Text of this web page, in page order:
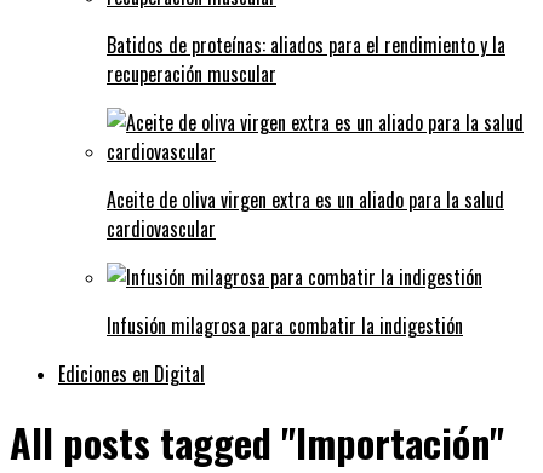
Batidos de proteínas: aliados para el rendimiento y la
recuperación muscular
Aceite de oliva virgen extra es un aliado para la salud
cardiovascular
Infusión milagrosa para combatir la indigestión
Ediciones en Digital
All posts tagged "Importación"